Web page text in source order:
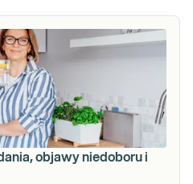
objawy niedoboru i